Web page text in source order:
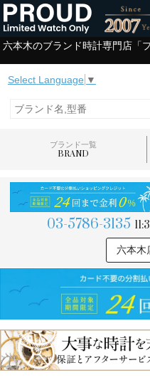
六本木のブランド時計専門店「
Select Language ▼
ブランド一覧
BRAND
03-5786-3135
六本木